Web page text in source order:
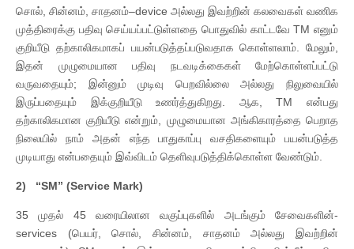
சொல், சின்னம், சாதனம்–device அல்லது இவற்றின் கலவைகள் வணிக
முத்திரைக்கு பதிவு செய்யப்பட்டுள்ளதை பொதுவில் காட்டவே TM எனும்
குறியீடு தற்காலிகமாகப் பயன்படுத்தப்படுவதாக கொள்ளலாம். மேலும்,
இதன் முழுமையான பதிவு நடவடிக்கைகள் மேற்கொள்ளப்பட்டு
வருவதையும்; இன்னும் முடிவு பெறவில்லை அல்லது நிலுவையில்
இருப்பதையும் இக்குறியீடு உணர்த்துகிறது. ஆக, TM என்பது
தற்காலிகமான குறியீடு என்றும், முழுமையான அங்கிகாரத்தை பெறாத
நிலையில் நாம் அதன் எந்த பாதுகாப்பு வசதிகளையும் பயன்படுத்த
முடியாது என்பதையும் இவ்விடம் தெளிவுபடுத்திக்கொள்ள வேண்டும்.
2) “SM” (Service Mark)
35 முதல் 45 வரையிலான வகுப்புகளில் அடங்கும் சேவைகளின்-
services (பெயர், சொல், சின்னம், சாதனம் அல்லது இவற்றின்